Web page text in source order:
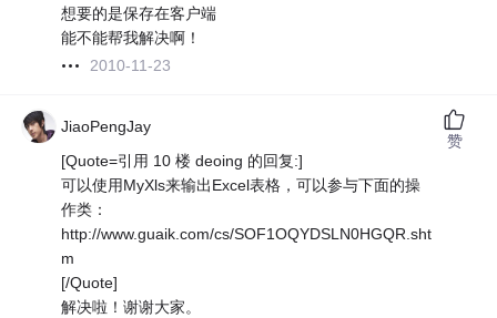
想要的是保存在客户端
能不能帮我解决啊！
2010-11-23
JiaoPengJay
[Quote=引用 10 楼 deoing 的回复:]
可以使用MyXls来输出Excel表格，可以参与下面的操
作类：
http://www.guaik.com/cs/SOF1OQYDSLN0HGQR.sht
m
[/Quote]
解决啦！谢谢大家。
赞